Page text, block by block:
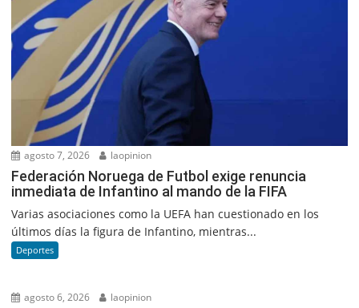
agosto 7, 2026 laopinion
Federación Noruega de Futbol exige renuncia
inmediata de Infantino al mando de la FIFA
Varias asociaciones como la UEFA han cuestionado en los
últimos días la figura de Infantino, mientras...
Deportes
agosto 6, 2026 laopinion